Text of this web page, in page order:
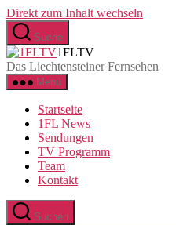
Direkt zum Inhalt wechseln
Suche
1FLTV
Das Liechtensteiner Fernsehen
Menü
Startseite
1FL News
Sendungen
TV Programm
Team
Kontakt
Suchen